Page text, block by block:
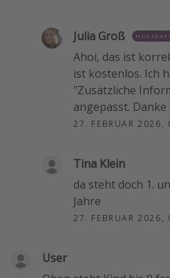
Julia Groß
Ahoi, das ist
ist kostenlos. Ich
"Zusätzliche
angepasst.
27. FEBRUAR 2026,
Tina Klein
da steht doch 1.
Jahre
27. FEBRUAR 2026,
User